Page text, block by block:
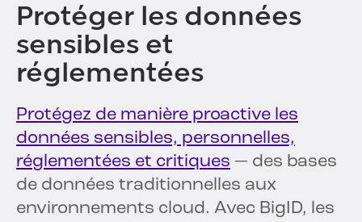
Protéger les données
sensibles et
réglementées
Protégez de manière proactive les
données sensibles, personnelles,
réglementées et critiques — des bases
de données traditionnelles aux
environnements cloud. Avec BigID, les